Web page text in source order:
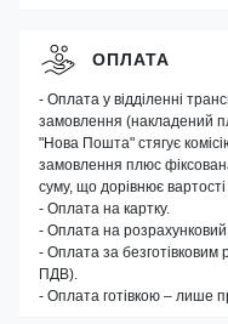
ОПЛАТА
- Оплата у відділенні
замовлення (накладений
"Нова Пошта" стягує
замовлення плюс
суму, що дорівнює
- Оплата на картку.
- Оплата на
- Оплата за
ПДВ).
- Оплата готівкою – лише